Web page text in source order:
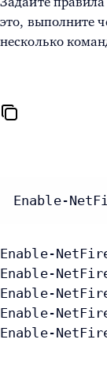
это, выполните
несколько
Enable-
Enable-
Enable-
Enable-
Enable-
Enable-